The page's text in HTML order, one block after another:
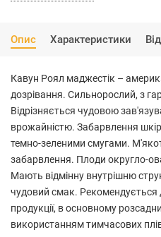
Опис Характеристики
Кавун Роял маджестік –
дозрівання. Сильнорослий, з
Відрізняється чудовою
врожайністю. Забарвлення
темно-зеленими смугами.
забарвлення. Плоди округло-
Мають відмінну внутрішню
чудовий смак. Рекомендується
продукції, в основному
використанням тимчасових